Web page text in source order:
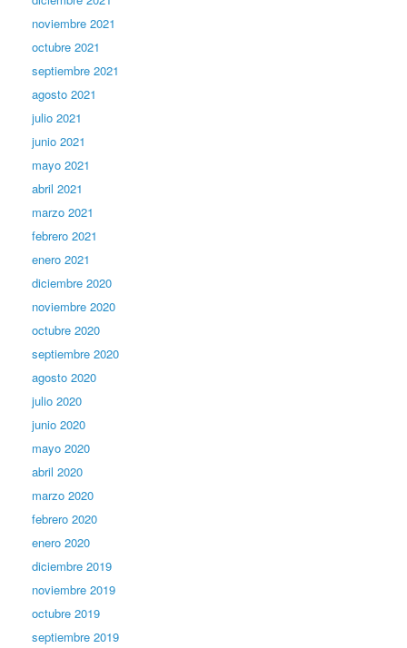
noviembre 2021
octubre 2021
septiembre 2021
agosto 2021
julio 2021
junio 2021
mayo 2021
abril 2021
marzo 2021
febrero 2021
enero 2021
diciembre 2020
noviembre 2020
octubre 2020
septiembre 2020
agosto 2020
julio 2020
junio 2020
mayo 2020
abril 2020
marzo 2020
febrero 2020
enero 2020
diciembre 2019
noviembre 2019
octubre 2019
septiembre 2019